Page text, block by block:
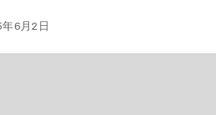
6月2日